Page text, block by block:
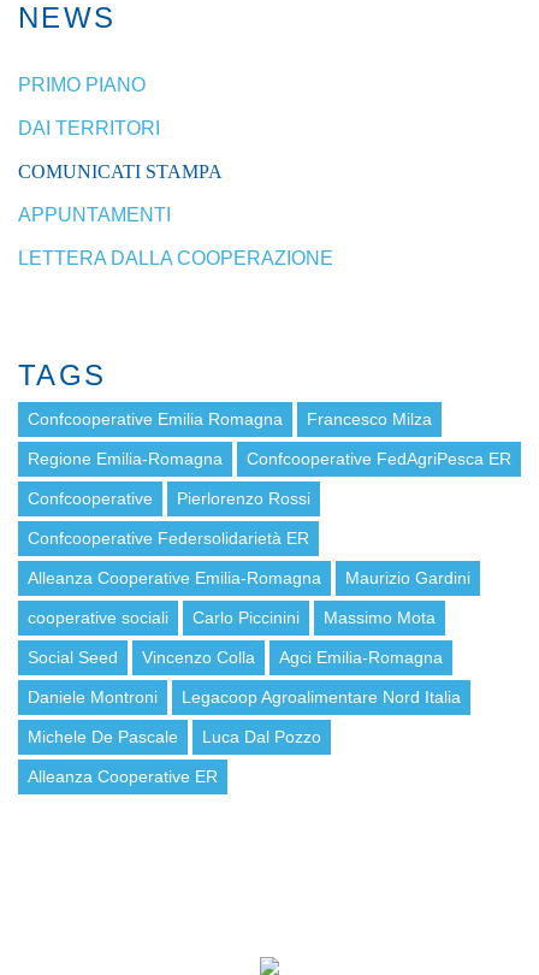
NEWS
PRIMO PIANO
DAI TERRITORI
COMUNICATI STAMPA
APPUNTAMENTI
LETTERA DALLA COOPERAZIONE
TAGS
Confcooperative Emilia Romagna Francesco Milza
Regione Emilia-Romagna Confcooperative FedAgriPesca ER
Confcooperative Pierlorenzo Rossi
Confcooperative Federsolidarietà ER
Alleanza Cooperative Emilia-Romagna Maurizio Gardini
cooperative sociali Carlo Piccinini Massimo Mota
Social Seed Vincenzo Colla Agci Emilia-Romagna
Daniele Montroni Legacoop Agroalimentare Nord Italia
Michele De Pascale Luca Dal Pozzo
Alleanza Cooperative ER